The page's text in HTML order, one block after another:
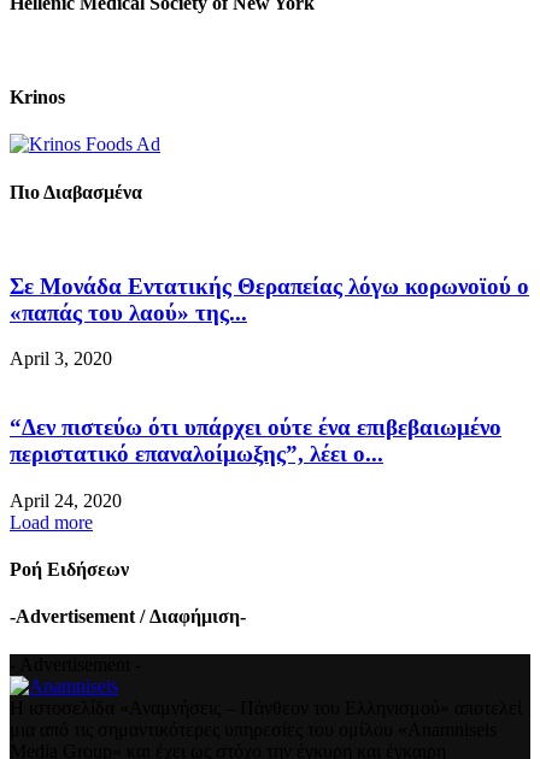
Krinos
Πιο Διαβασμένα
Σε Μονάδα Εντατικής Θεραπείας λόγω κορωνοϊού ο
«παπάς του λαού» της...
April 3, 2020
“Δεν πιστεύω ότι υπάρχει ούτε ένα επιβεβαιωμένο
περιστατικό επαναλοίμωξης”, λέει ο...
April 24, 2020
Load more
Ροή Ειδήσεων
-Advertisement / Διαφήμιση-